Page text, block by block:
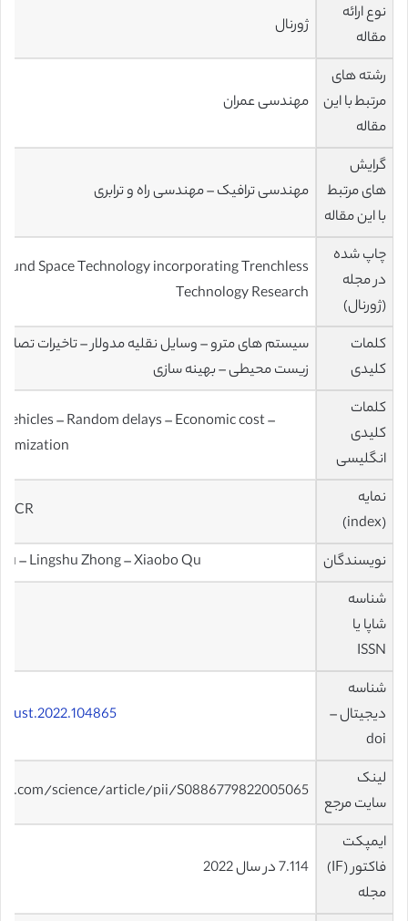
نوع ارائه
مقاله
ژورنال
رشته های
مرتبط با این
مقاله
مهندسی عمران
گرایش
های مرتبط
با این مقاله
مهندسی ترافیک – مهندسی راه و ترابری
چاپ شده
در مجله
(ژورنال)
Space Technology incorporating Trenchless
Technology Research
کلمات
کلیدی
سیستم های مترو – وسایل نقلیه مدولار – تاخیرات
زیست محیطی – بهینه سازی
کلمات
کلیدی
انگلیسی
– Random delays – Economic cost –
نمایه
(index)
JCR
نویسندگان
– Lingshu Zhong – Xiaobo Qu
شناسه
شاپا یا
ISSN
شناسه
دیجیتال –
doi
لینک
سایت مرجع
science/article/pii/S0886779822005065
ایمپکت
فاکتور (IF)
مجله
7.114 در سال 2022